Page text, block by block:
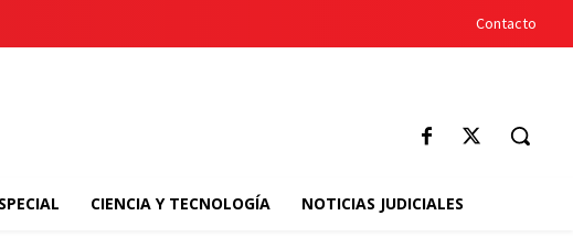
Contacto
CIENCIA Y TECNOLOGÍA NOTICIAS JUDICIALES